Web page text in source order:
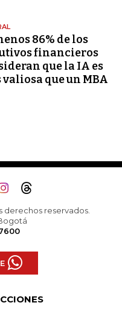
86% de los
financieros
que la IA es
valiosa que un MBA
derechos reservados.